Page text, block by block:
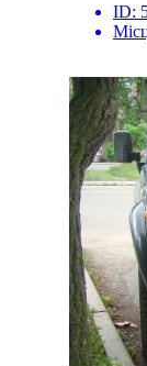
ID: